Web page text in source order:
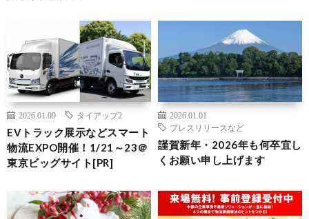
2026.01.09 タイアップ2
EVトラック展示などスマート
物流EXPO開催！1/21～23＠
東京ビッグサイト[PR]
2026.01.01
プレスリリースなど
謹賀新年・2026年も何卒宜し
くお願い申し上げます